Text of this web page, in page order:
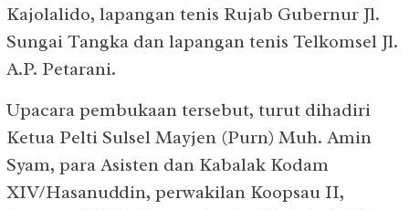
Kajolalido, lapangan tenis Rujab Gubernur Jl.
Sungai Tangka dan lapangan tenis Telkomsel Jl.
A.P. Petarani.
Upacara pembukaan tersebut, turut dihadiri
Ketua Pelti Sulsel Mayjen (Purn) Muh. Amin
Syam, para Asisten dan Kabalak Kodam
XIV/Hasanuddin, perwakilan Koopsau II,